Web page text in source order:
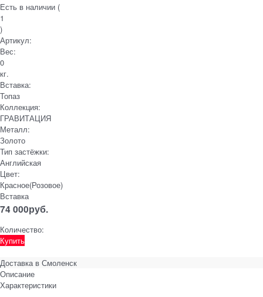
Есть в наличии (
1
)
Артикул:
Вес:
0
кг.
Вставка:
Топаз
Коллекция:
ГРАВИТАЦИЯ
Металл:
Золото
Тип застёжки:
Английская
Цвет:
Красное(Розовое)
Вставка
74 000руб.
Количество:
Купить
Доставка в Смоленск
Описание
Характеристики